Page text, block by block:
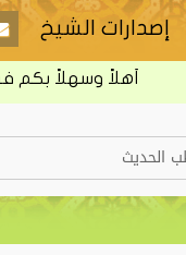
إصدارات الشيخ
أهلاً وسهلاً بكم في
الحديث